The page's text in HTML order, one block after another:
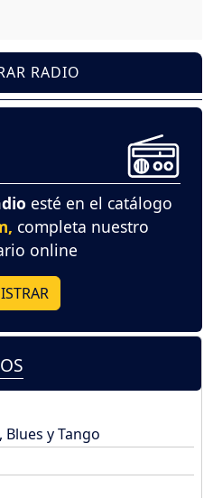
RADIO
esté en el catálogo
completa nuestro
online
Blues y Tango